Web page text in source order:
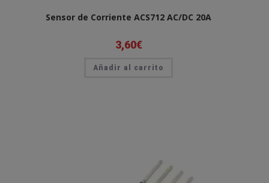
Sensor de Corriente ACS712 AC/DC 20A
3,60€
Añadir al carrito